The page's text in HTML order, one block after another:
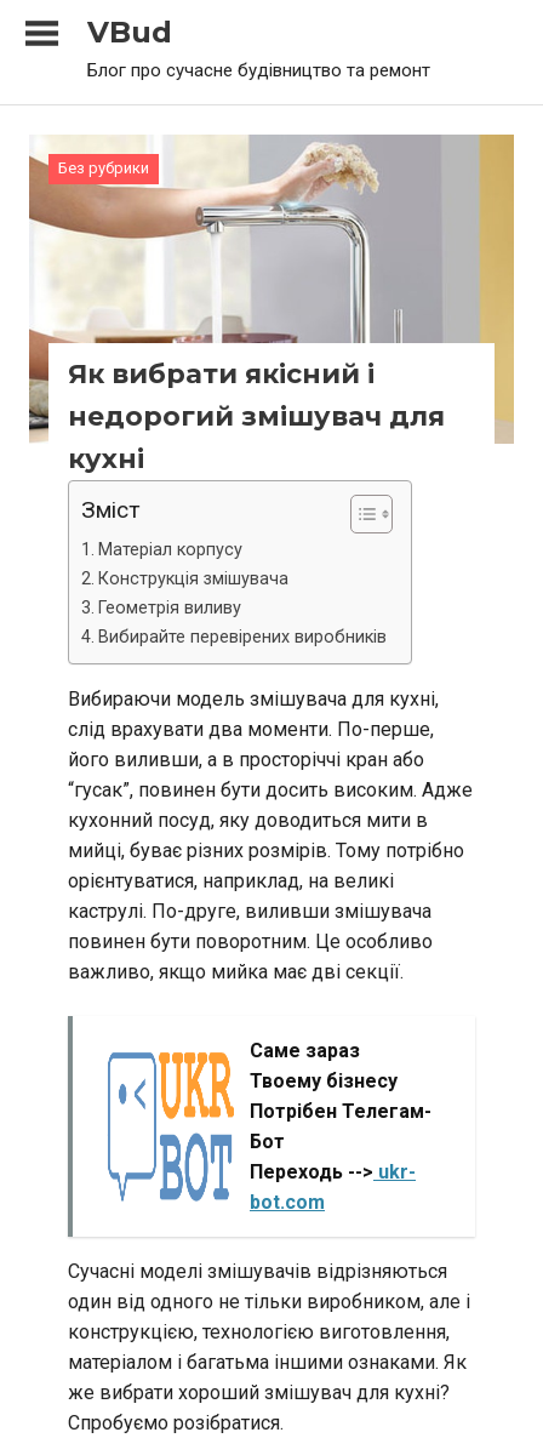
VBud
Блог про сучасне будівництво та ремонт
Без рубрики
Як вибрати якісний і
недорогий змішувач для
кухні
Зміст
Матеріал корпусу
Конструкція змішувача
Геометрія виливу
Вибирайте перевірених виробників
Вибираючи модель змішувача для кухні,
слід врахувати два моменти. По-перше,
його виливши, а в просторіччі кран або
“гусак”, повинен бути досить високим. Адже
кухонний посуд, яку доводиться мити в
мийці, буває різних розмірів. Тому потрібно
орієнтуватися, наприклад, на великі
каструлі. По-друге, виливши змішувача
повинен бути поворотним. Це особливо
важливо, якщо мийка має дві секції.
Саме зараз
Твоему бізнесу
Потрібен Телегам-
Бот
Переходь --> ukr-
bot.com
Сучасні моделі змішувачів відрізняються
один від одного не тільки виробником, але і
конструкцією, технологією виготовлення,
матеріалом і багатьма іншими ознаками. Як
же вибрати хороший змішувач для кухні?
Спробуємо розібратися.